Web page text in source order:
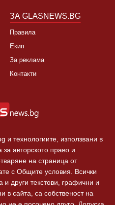
ЗА GLASNEWS.BG
Правила
Екип
За реклама
Контакти
технологиите, използвани в
авторското право и
на страница от
с Общите условия. Всички
и други текстови, графични и
в сайта, са собственост на